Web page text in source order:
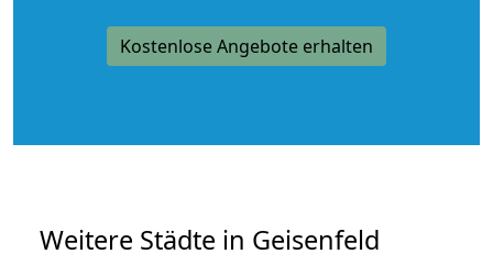
Kostenlose Angebote erhalten
Weitere Städte in Geisenfeld